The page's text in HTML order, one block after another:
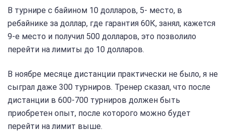
В турнире с байином 10 долларов, 5- место, в
ребайнике за доллар, где гарантия 60К, занял, кажется
9-е место и получил 500 долларов, это позволило
перейти на лимиты до 10 долларов.
В ноябре месяце дистанции практически не было, я не
сыграл даже 300 турниров. Тренер сказал, что после
дистанции в 600-700 турниров должен быть
приобретен опыт, после которого можно будет
перейти на лимит выше.